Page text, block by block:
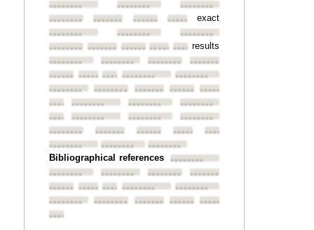
••••••••
••••••••
••••••••
••••••••
•••••••• •••••••• ••••••••exact
••••••••
••••••••
••••••••
•••••••• ••••••••••••••••••••••••••••••••
results
••••••••
•••••••• ••••••••
••••••••
••••••••••••••••••••••••••••••••
••••••••
••••••••
•••••••• •••••••• ••••••••••••••••
•••••••••••••••• ••••••••
••••••••
•••••••••••••••• ••••••••
••••••••
••••••••
•••••••• •••••••• ••••••••••••••••
••••••••
••••••••
••••••••
Bibliographical references ••••••••
••••••••
•••••••• ••••••••
••••••••
••••••••••••••••••••••••••••••••
••••••••
••••••••
•••••••• •••••••• ••••••••••••••••
••••••••